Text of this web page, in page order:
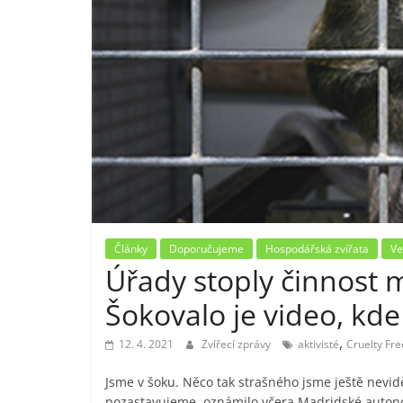
Články Doporučujeme Hospodářská zvířata
Úřady stoply činnost
Šokovalo je video,
12. 4. 2021 Zvířecí zprávy aktivisté, Cruelty
Jsme v šoku. Něco tak strašného jsme ještě